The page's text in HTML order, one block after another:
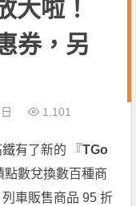
大啦！
券，另
1,101
有了新的 『TGo
點數兌換數百種商
車販售商品 95 折